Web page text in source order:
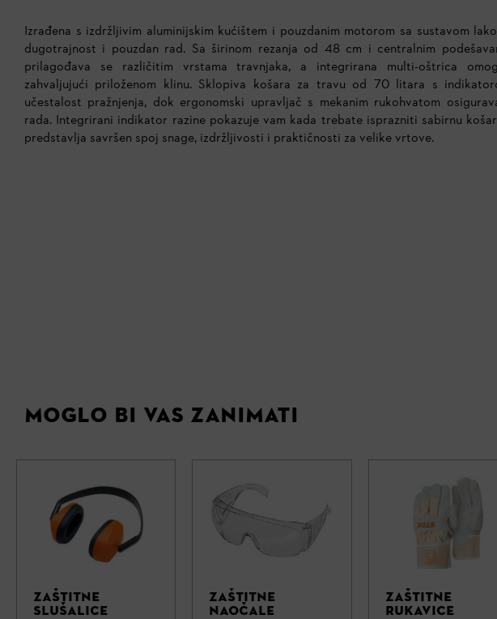
Izrađena s izdržljivim aluminijskim kućištem i pouzdanim motorom sa sustavom
dugotrajnost i pouzdan rad. Sa širinom rezanja od 48 cm i centralnim
prilagođava se različitim vrstama travnjaka, a integrirana multi-oštrica
zahvaljujući priloženom klinu. Sklopiva košara za travu od 70 litara s
učestalost pražnjenja, dok ergonomski upravljač s mekanim rukohvatom
rada. Integrirani indikator razine pokazuje vam kada trebate isprazniti sabirnu
predstavlja savršen spoj snage, izdržljivosti i praktičnosti za velike vrtove.
MOGLO BI VAS ZANIMATI
ZAŠTITNE
SLUŠALICE
ZAŠTITNE
NAOČALE
ZAŠTITNE
RUKAVICE